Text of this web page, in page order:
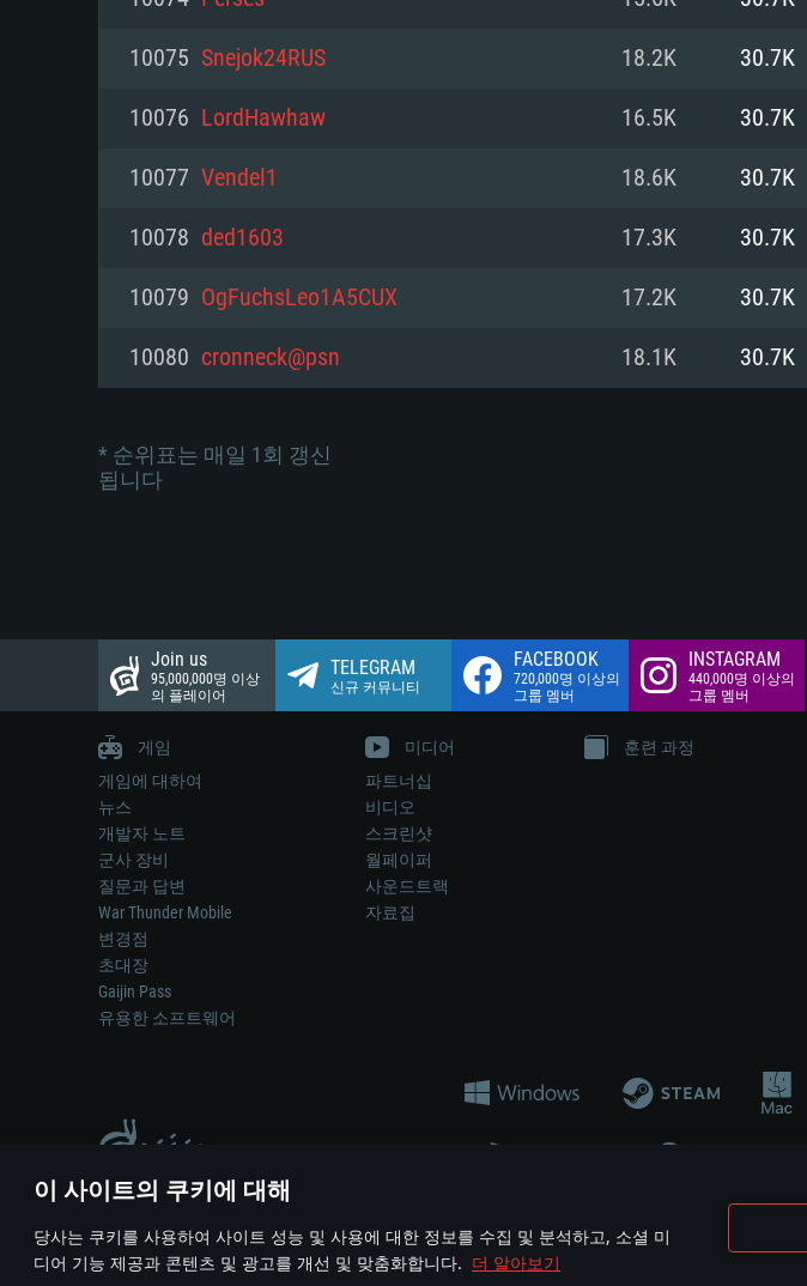
이 사이트의 쿠키에 대해
당사는 쿠키를 사용하여 사이트 성능 및 사용에 대한 정보를 수집 및 분석하고, 소셜 미
디어 기능 제공과 콘텐츠 및 광고를 개선 및 맞춤화합니다. 더 알아보기
그래픽 카드: DirectX 11 이상을 지원하는 AMD
해상도: 720p
네트워크: 브로드밴드 인터넷
여유 저장 공간: 22.1 GB (최소 클라이언트)
(Mac), 혹은 이와 비슷한 성능을 가지는 Mac 버전
의 AMD/Nvidia. 최소 해상도: 720p
네트워크: 브로드밴드 인터넷
여유 저장 공간: 22.1 GB (최소 클라이언트)
그래픽 카드: Vulkan 을 지원하고, 최신 그래픽 드라
와 동급의 성능을 가지며 최신 그래픽 드라이버를
지원하는 AMD (6개월 미만; 최소사양 지원 해상도
10075 Snejok24RUS 18.2K 30.7K
10076 LordHawhaw 16.5K 30.7K
10077 Vendel1 18.6K 30.7K
10078 ded1603 17.3K 30.7K
10079 OgFuchsLeo1A5CUX 17.2K 30.7K
10080 cronneck@psn 18.1K 30.7K
* 순위표는 매일 1회 갱신
됩니다
Join us
95,000,000명 이상
의 플레이어
TELEGRAM
신규 커뮤니티
FACEBOOK
720,000명 이상의
그룹 멤버
INSTAGRAM
440,000명 이상의
그룹 멤버
게임
게임에 대하여
뉴스
개발자 노트
군사 장비
질문과 답변
War Thunder Mobile
변경점
초대장
Gaijin Pass
유용한 소프트웨어
미디어
파트너십
비디오
스크린샷
월페이퍼
사운드트랙
자료집
훈련 과정
게임 에서 어떠한 현실의 무기나 차량을 묘사하는 것은 무기 개발 업체나 장비 제조 업체가 게임
© 2011—2026 Gaijin Games Kft. All trademarks, logos and brand names are the property of their
이용 약관 이용 약관